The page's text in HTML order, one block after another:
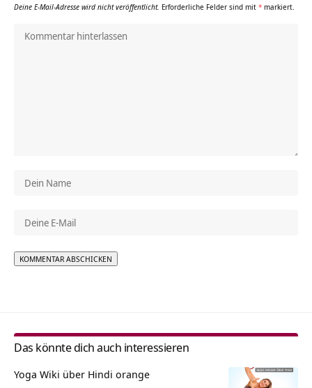
Deine E-Mail-Adresse wird nicht veröffentlicht. Erforderliche Felder sind mit * markiert.
Das könnte dich auch interessieren
Yoga Wiki über Hindi orange